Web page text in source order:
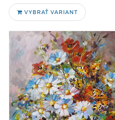
VYBRAŤ VARIANT